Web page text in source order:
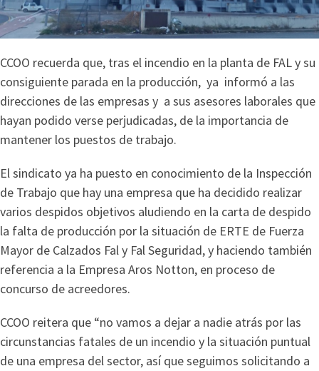
CCOO recuerda que, tras el incendio en la planta de FAL y su
consiguiente parada en la producción, ya informó a las
direcciones de las empresas y a sus asesores laborales que
hayan podido verse perjudicadas, de la importancia de
mantener los puestos de trabajo.
El sindicato ya ha puesto en conocimiento de la Inspección
de Trabajo que hay una empresa que ha decidido realizar
varios despidos objetivos aludiendo en la carta de despido
la falta de producción por la situación de ERTE de Fuerza
Mayor de Calzados Fal y Fal Seguridad, y haciendo también
referencia a la Empresa Aros Notton, en proceso de
concurso de acreedores.
CCOO reitera que “no vamos a dejar a nadie atrás por las
circunstancias fatales de un incendio y la situación puntual
de una empresa del sector, así que seguimos solicitando a